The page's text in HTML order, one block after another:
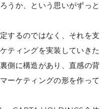
うか、という思いがずっと
するのではなく、それを支
ティングを実装していきた
側に構造があり、直感の背
ーケティングの形を作って